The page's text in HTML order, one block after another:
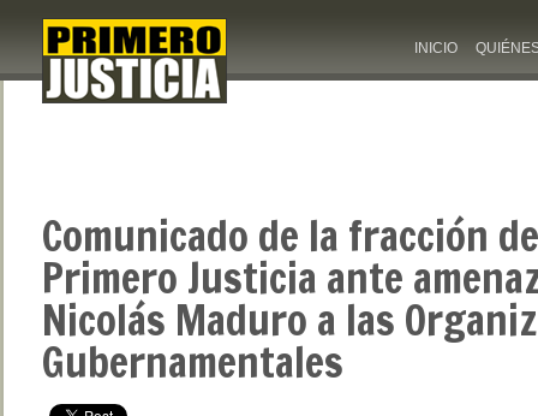
INICIO
Comunicado de la fracción
Primero Justicia ante
Nicolás Maduro a las
Gubernamentales